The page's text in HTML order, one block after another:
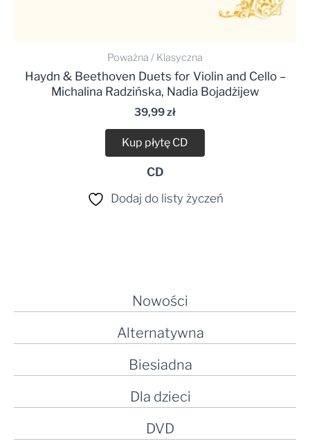
Nowości
Alternatywna
Biesiadna
Dla dzieci
DVD
Poważna / Klasyczna
Haydn & Beethoven Duets for Violin and Cello –
Michalina Radzińska, Nadia Bojadżijew
39,99zł
Kup płytę CD
CD
Dodaj do listy życzeń